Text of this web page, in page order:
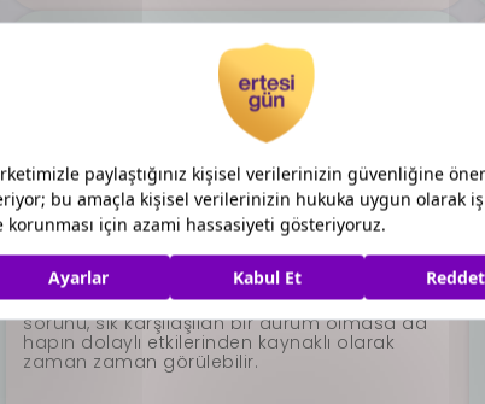
Ertesi Gün Hapının Hormonlara Etkisi var mı
Ertesi gün hapının hormonlara etkisi
korunma yöntemi kullanmak durumunda
kadınların merak ettiği konulardan bir
Devamını Oku
Ertesi Gün Hapı Vajinada Yanma Yapar mı?
Ertesi gün hapından sonra vajinada yanma
sorunu, sık karşılaşılan bir durum olmasa da
hapın dolaylı etkilerinden kaynaklı olarak
zaman zaman görülebilir.